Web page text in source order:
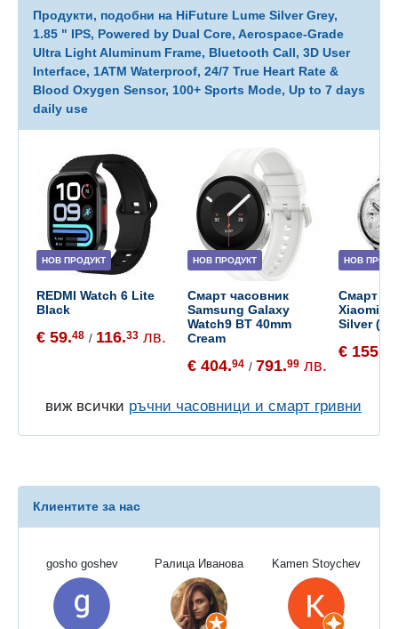
Продукти, подобни на HiFuture Lume Silver Grey,
1.85 " IPS, Powered by Dual Core, Aerospace-Grade
Ultra Light Aluminum Frame, Bluetooth Call, 3D User
Interface, 1ATM Waterproof, 24/7 True Heart Rate &
Blood Oxygen Sensor, 100+ Sports Mode, Up to 7 days
daily use
НОВ ПРОДУКТ
REDMI Watch 6 Lite
Black
€ 59.48 / 116.33 лв.
НОВ ПРОДУКТ
Смарт часовник
Samsung Galaxy
Watch9 BT 40mm
Cream
€ 404.94 / 791.99 лв.
НОВ
Смарт
Xiaomi
Silver
€ 155.
виж всички ръчни часовници и смарт гривни
Клиентите за нас
gosho goshev Ралица Иванова Kamen Stoychev